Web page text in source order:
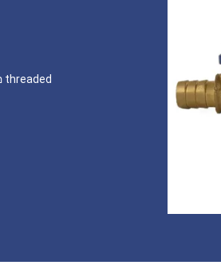
threaded